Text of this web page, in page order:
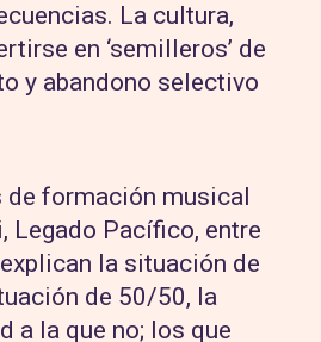
La cultura,
en ‘semilleros’ de
y abandono selectivo
de formación musical
Legado Pacífico, entre
la situación de
de 50/50, la
a la que no; los que